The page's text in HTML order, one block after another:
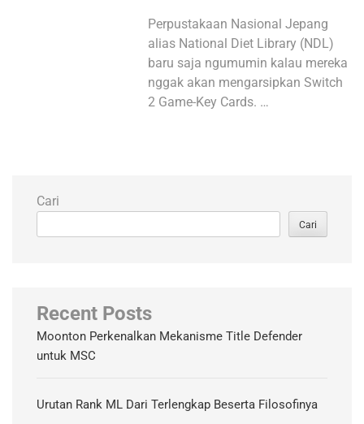
Perpustakaan Nasional Jepang
alias National Diet Library (NDL)
baru saja ngumumin kalau mereka
nggak akan mengarsipkan Switch
2 Game-Key Cards. …
Cari
Cari
Recent Posts
Moonton Perkenalkan Mekanisme Title Defender
untuk MSC
Urutan Rank ML Dari Terlengkap Beserta Filosofinya